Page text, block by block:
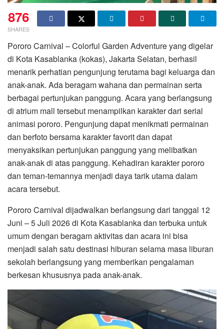
876
SHARES
Pororo Carnival – Colorful Garden Adventure yang digelar
di Kota Kasablanka (kokas), Jakarta Selatan, berhasil
menarik perhatian pengunjung terutama bagi keluarga dan
anak-anak. Ada beragam wahana dan permainan serta
berbagai pertunjukan panggung. Acara yang berlangsung
di atrium mall tersebut menampilkan karakter dari serial
animasi pororo. Pengunjung dapat menikmati permainan
dan berfoto bersama karakter favorit dan dapat
menyaksikan pertunjukan panggung yang melibatkan
anak-anak di atas panggung. Kehadiran karakter pororo
dan teman-temannya menjadi daya tarik utama dalam
acara tersebut.
Pororo Carnival dijadwalkan berlangsung dari tanggal 12
Juni – 5 Juli 2026 di Kota Kasablanka dan terbuka untuk
umum dengan beragam aktivitas dan acara ini bisa
menjadi salah satu destinasi hiburan selama masa liburan
sekolah berlangsung yang memberikan pengalaman
berkesan khususnya pada anak-anak.